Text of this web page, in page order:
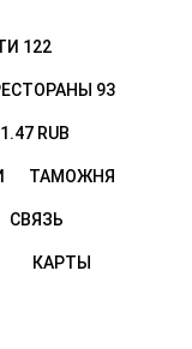
122
93
RUB
ТАМОЖНЯ
СВЯЗЬ
КАРТЫ